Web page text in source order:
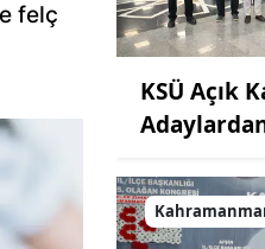
felç
KSÜ Açık